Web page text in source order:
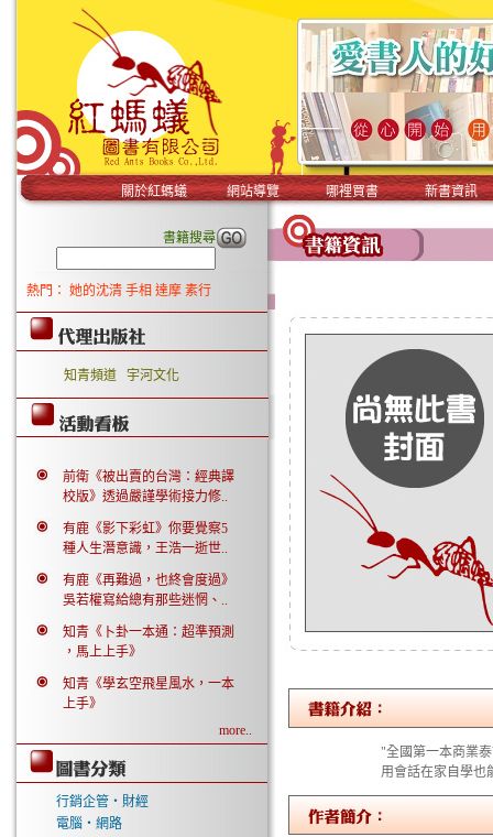
關於紅螞蟻 網站導覽 哪裡買書 新書資訊
書籍搜尋
熱門： 她的沈清 手相 達摩 素行
知青頻道 宇河文化
前衛《被出賣的台灣：經典譯
校版》透過嚴謹學術接力修..
有鹿《影下彩虹》你要覺察5
種人生潛意識，王浩一逝世..
有鹿《再難過，也終會度過》
吳若權寫給總有那些迷惘、..
知青《卜卦一本通：超準預測
，馬上上手》
知青《學玄空飛星風水，一本
上手》
more..
行銷企管‧財經
電腦‧網路
"全國第一本商業
用會話在家自學也